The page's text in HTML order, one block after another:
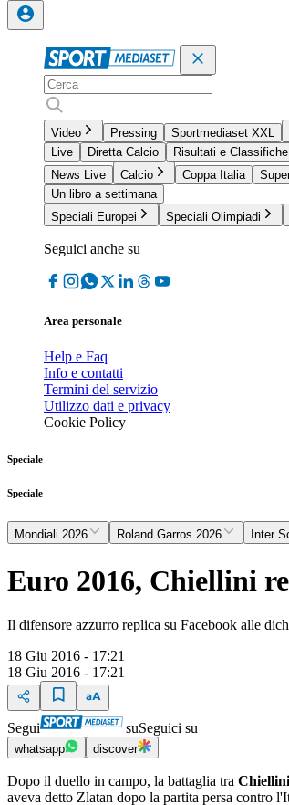
Video Pressing Sportmediaset XXL
Live
Diretta Calcio
Risultati e Classifiche
News Live
Calcio Coppa Italia
Un libro a settimana
Speciali Europei
Speciali Olimpiadi
Seguici anche su
Area personale
Help e Faq
Info e contatti
Termini del servizio
Utilizzo dati e privacy
Cookie Policy
Speciale
Speciale
Mondiali 2026 Roland Garros 2026 Inter
Euro 2016, Chiellini
Il difensore azzurro replica su Facebook alle
18 Giu 2016 - 17:21
18 Giu 2016 - 17:21
Segui suSeguici su
whatsapp discover
Dopo il duello in campo, la battaglia tra Chiellini
aveva detto Zlatan dopo la partita persa contro